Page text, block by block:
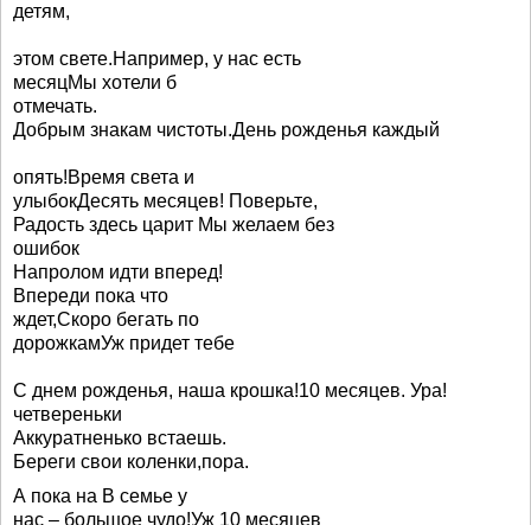
детям,
этом свете.Например, у нас есть
месяцМы хотели б
отмечать.
Добрым знакам чистоты.День рожденья каждый
опять!Время света и
улыбокДесять месяцев! Поверьте,
Радость здесь царит Мы желаем без
ошибок
Напролом идти вперед!
Впереди пока что
ждет,Скоро бегать по
дорожкамУж придет тебе
С днем рожденья, наша крошка!10 месяцев. Ура!
четвереньки
Аккуратненько встаешь.
Береги свои коленки,пора.
А пока на В семье у
нас – большое чудо!Уж 10 месяцев